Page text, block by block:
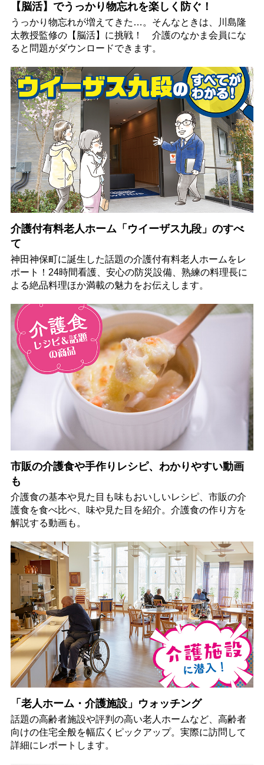
【脳活】でうっかり物忘れを楽しく防ぐ！
うっかり物忘れが増えてきた…。そんなときは、川島隆
太教授監修の【脳活】に挑戦！ 介護のなかま会員にな
ると問題がダウンロードできます。
介護付有料老人ホーム「ウイーザス九段」のすべ
て
神田神保町に誕生した話題の介護付有料老人ホームをレ
ポート！24時間看護、安心の防災設備、熟練の料理長に
よる絶品料理ほか満載の魅力をお伝えします。
市販の介護食や手作りレシピ、わかりやすい動画
も
介護食の基本や見た目も味もおいしいレシピ、市販の介
護食を食べ比べ、味や見た目を紹介。介護食の作り方を
解説する動画も。
「老人ホーム・介護施設」ウォッチング
話題の高齢者施設や評判の高い老人ホームなど、高齢者
向けの住宅全般を幅広くピックアップ。実際に訪問して
詳細にレポートします。